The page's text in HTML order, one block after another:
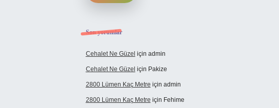
Son yorumlar
Cehalet Ne Güzel için admin
Cehalet Ne Güzel için Pakize
2800 Lümen Kaç Metre için admin
2800 Lümen Kaç Metre için Fehime